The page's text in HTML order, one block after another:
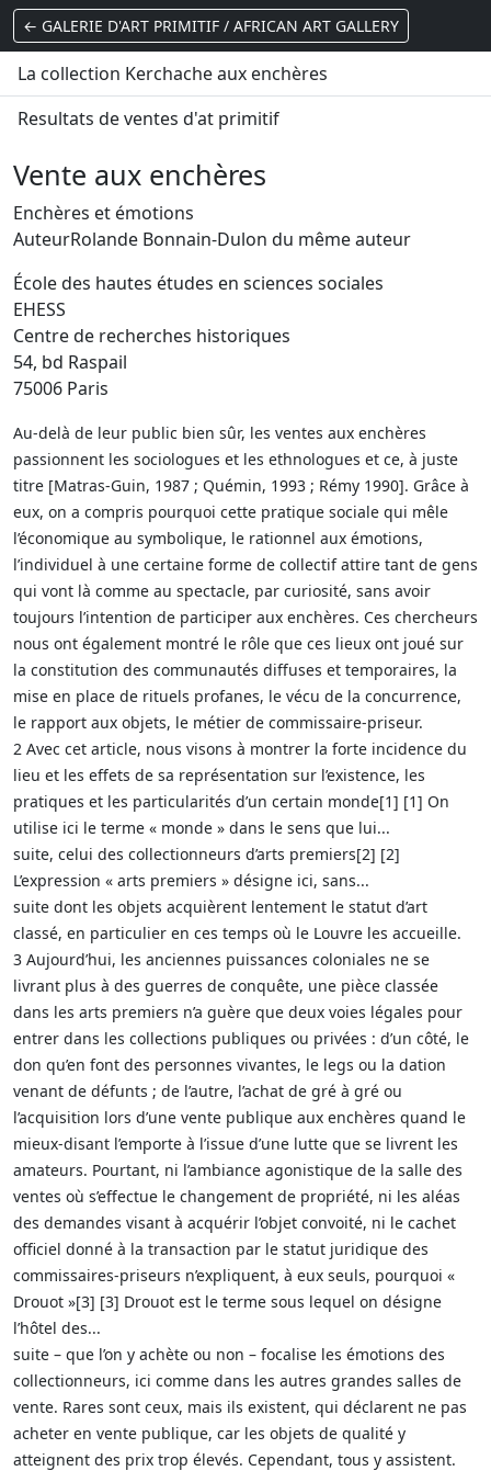
← GALERIE D'ART PRIMITIF / AFRICAN ART GALLERY
La collection Kerchache aux enchères
Resultats de ventes d'at primitif
Vente aux enchères
Enchères et émotions
AuteurRolande Bonnain-Dulon du même auteur
École des hautes études en sciences sociales
EHESS
Centre de recherches historiques
54, bd Raspail
75006 Paris
Au-delà de leur public bien sûr, les ventes aux enchères
passionnent les sociologues et les ethnologues et ce, à juste
titre [Matras-Guin, 1987 ; Quémin, 1993 ; Rémy 1990]. Grâce à
eux, on a compris pourquoi cette pratique sociale qui mêle
l’économique au symbolique, le rationnel aux émotions,
l’individuel à une certaine forme de collectif attire tant de gens
qui vont là comme au spectacle, par curiosité, sans avoir
toujours l’intention de participer aux enchères. Ces chercheurs
nous ont également montré le rôle que ces lieux ont joué sur
la constitution des communautés diffuses et temporaires, la
mise en place de rituels profanes, le vécu de la concurrence,
le rapport aux objets, le métier de commissaire-priseur.
2 Avec cet article, nous visons à montrer la forte incidence du
lieu et les effets de sa représentation sur l’existence, les
pratiques et les particularités d’un certain monde[1] [1] On
utilise ici le terme « monde » dans le sens que lui...
suite, celui des collectionneurs d’arts premiers[2] [2]
L’expression « arts premiers » désigne ici, sans...
suite dont les objets acquièrent lentement le statut d’art
classé, en particulier en ces temps où le Louvre les accueille.
3 Aujourd’hui, les anciennes puissances coloniales ne se
livrant plus à des guerres de conquête, une pièce classée
dans les arts premiers n’a guère que deux voies légales pour
entrer dans les collections publiques ou privées : d’un côté, le
don qu’en font des personnes vivantes, le legs ou la dation
venant de défunts ; de l’autre, l’achat de gré à gré ou
l’acquisition lors d’une vente publique aux enchères quand le
mieux-disant l’emporte à l’issue d’une lutte que se livrent les
amateurs. Pourtant, ni l’ambiance agonistique de la salle des
ventes où s’effectue le changement de propriété, ni les aléas
des demandes visant à acquérir l’objet convoité, ni le cachet
officiel donné à la transaction par le statut juridique des
commissaires-priseurs n’expliquent, à eux seuls, pourquoi «
Drouot »[3] [3] Drouot est le terme sous lequel on désigne
l’hôtel des...
suite – que l’on y achète ou non – focalise les émotions des
collectionneurs, ici comme dans les autres grandes salles de
vente. Rares sont ceux, mais ils existent, qui déclarent ne pas
acheter en vente publique, car les objets de qualité y
atteignent des prix trop élevés. Cependant, tous y assistent.